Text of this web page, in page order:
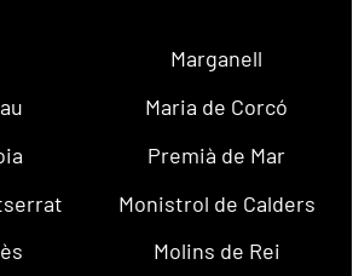
Marganell
Maria de Corcó
Premià de Mar
Monistrol de Calders
Molins de Rei